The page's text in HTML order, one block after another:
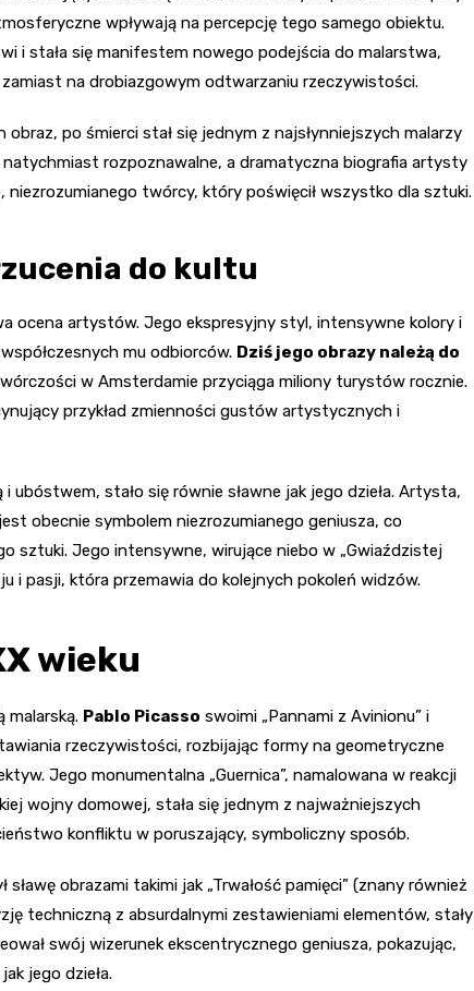
wpływają na percepcję tego samego obiektu.
i stała się manifestem nowego podejścia do malarstwa,
na drobiazgowym odtwarzaniu rzeczywistości.
obraz, po śmierci stał się jednym z najsłynniejszych malarzy
natychmiast rozpoznawalne, a dramatyczna biografia artysty
twórcy, który poświęcił wszystko dla sztuki.
do kultu
ocena artystów. Jego ekspresyjny styl, intensywne kolory i
mu odbiorców. Dziś jego obrazy należą do
w Amsterdamie przyciąga miliony turystów rocznie.
przykład zmienności gustów artystycznych i
stało się równie sławne jak jego dzieła. Artysta,
obecnie symbolem niezrozumianego geniusza, co
sztuki. Jego intensywne, wirujące niebo w „Gwiaździstej
i pasji, która przemawia do kolejnych pokoleń widzów.
wieku
malarską. Pablo Picasso swoimi „Pannami z Avinionu” i
rzeczywistości, rozbijając formy na geometryczne
Jego monumentalna „Guernica”, namalowana w reakcji
wojny domowej, stała się jednym z najważniejszych
konfliktu w poruszający, symboliczny sposób.
obrazami takimi jak „Trwałość pamięci” (znany również
techniczną z absurdalnymi zestawieniami elementów, stały
swój wizerunek ekscentrycznego geniusza, pokazując,
jego dzieła.